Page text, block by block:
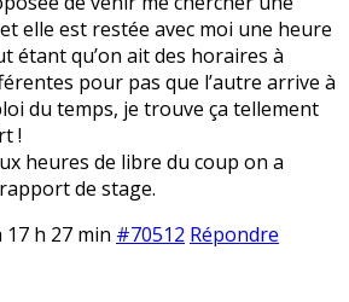
elle est restée avec moi une heure
étant qu’on ait des horaires à
pour pas que l’autre arrive à
du temps, je trouve ça tellement
!
heures de libre du coup on a
de stage.
17 h 27 min #70512 Répondre